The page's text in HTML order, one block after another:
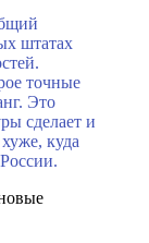
штатах
точные
Это
сделает и
куда